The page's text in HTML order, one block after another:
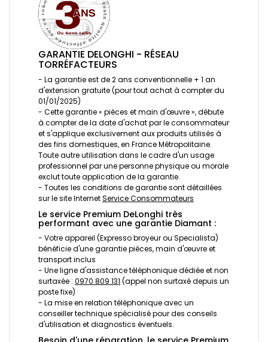
GARANTIE DELONGHI - RÉSEAU
TORRÉFACTEURS
- La garantie est de 2 ans conventionnelle + 1 an
d'extension gratuite (pour tout achat à compter du
01/01/2025)
- Cette garantie « pièces et main d'œuvre », débute
à compter de la date d'achat par le consommateur
et s'applique exclusivement aux produits utilisés à
des fins domestiques, en France Métropolitaine.
Toute autre utilisation dans le cadre d'un usage
professionnel par une personne physique ou morale
exclut toute application de la garantie.
- Toutes les conditions de garantie sont détaillées
sur le site InternetService Consommateurs
Le service Premium DeLonghi très
performant avec une garantie Diamant :
- Votre appareil (Expresso broyeur ou Specialista)
bénéficie d'une garantie pièces, main d'œuvre et
transport inclus
- Une ligne d'assistance téléphonique dédiée et non
surtaxée : 0970 809 131 (appel non surtaxé depuis un
poste fixe)
- La mise en relation téléphonique avec un
conseiller technique spécialisé pour des conseils
d'utilisation et diagnostics éventuels.